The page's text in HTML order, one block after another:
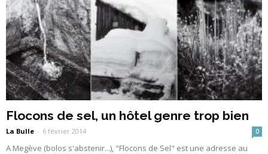
Flocons de sel, un hôtel genre trop bien
La Bulle - 6 février 2014 0
A Megève (bolos s'abstenir...), "Flocons de Sel" est une adresse au